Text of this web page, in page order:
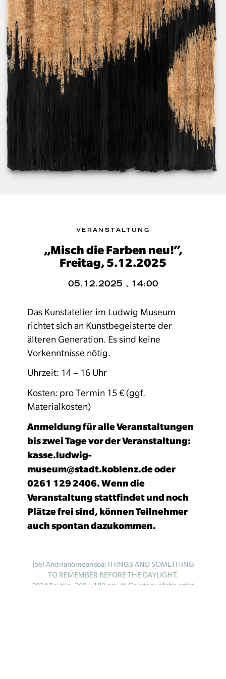
VERANSTALTUNG
„Misch die Farben neu!“,
Freitag, 5.12.2025
05.12.2025 , 14:00
Das Kunstatelier im Ludwig Museum
richtet sich an Kunstbegeisterte der
älteren Generation. Es sind keine
Vorkenntnisse nötig.
Uhrzeit: 14 – 16 Uhr
Kosten: pro Termin 15 € (ggf.
Materialkosten)
Anmeldung für alle Veranstaltungen
bis zwei Tage vor der Veranstaltung:
kasse.ludwig-
museum@stadt.koblenz.de oder
0261 129 2406. Wenn die
Veranstaltung stattfindet und noch
Plätze frei sind, können Teilnehmer
auch spontan dazukommen.
Joël Andrianomearisoa:THINGS AND SOMETHING
TO REMEMBER BEFORE THE DAYLIGHT,
2024,Textile, 260 x 180 cm, © Courtesy of the artist